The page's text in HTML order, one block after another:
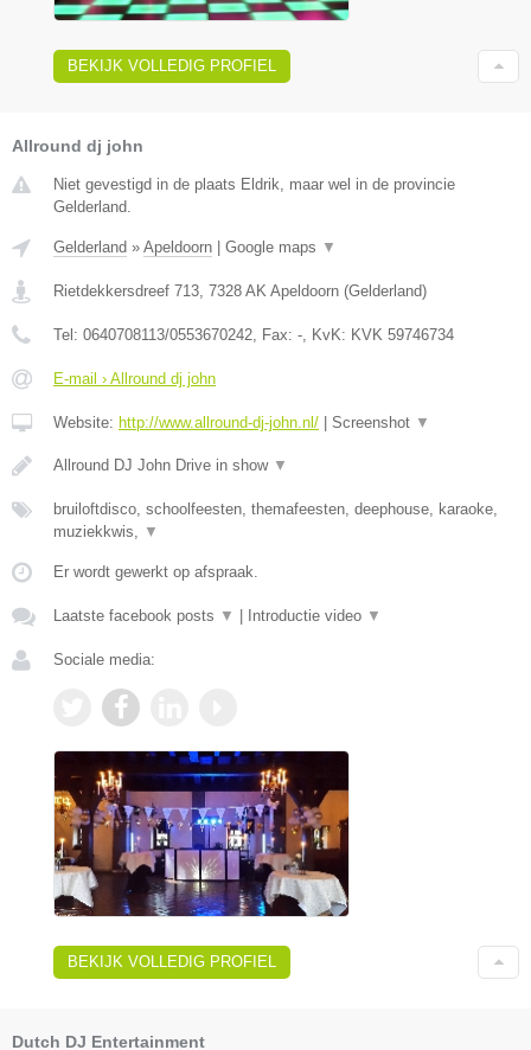
BEKIJK VOLLEDIG PROFIEL
Allround dj john
Niet gevestigd in de plaats Eldrik, maar wel in de provincie
Gelderland.
Gelderland » Apeldoorn Google maps ▼
Rietdekkersdreef 713, 7328 AK Apeldoorn (Gelderland)
Tel: 0640708113/0553670242, Fax: -, KvK: KVK 59746734
E-mail › Allround dj john
Website: http://www.allround-dj-john.nl/ Screenshot ▼
Allround DJ John Drive in show ▼
bruiloftdisco, schoolfeesten, themafeesten, deephouse, karaoke,
muziekkwis, ▼
Er wordt gewerkt op afspraak.
Laatste facebook posts ▼ Introductie video ▼
Sociale media:
BEKIJK VOLLEDIG PROFIEL
Dutch DJ Entertainment